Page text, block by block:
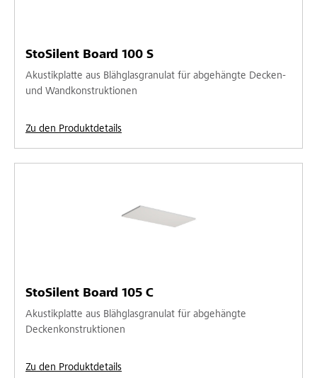
StoSilent Board 100 S
Akustikplatte aus Blähglasgranulat für abgehängte Decken-
und Wandkonstruktionen
Zu den Produktdetails
StoSilent Board 105 C
Akustikplatte aus Blähglasgranulat für abgehängte
Deckenkonstruktionen
Zu den Produktdetails